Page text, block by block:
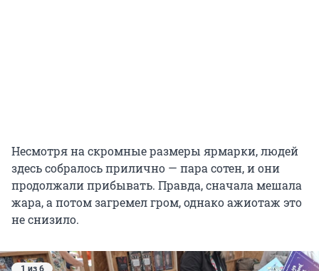
Несмотря на скромные размеры ярмарки, людей
здесь собралось прилично — пара сотен, и они
продолжали прибывать. Правда, сначала мешала
жара, а потом загремел гром, однако ажиотаж это
не снизило.
1 из 6